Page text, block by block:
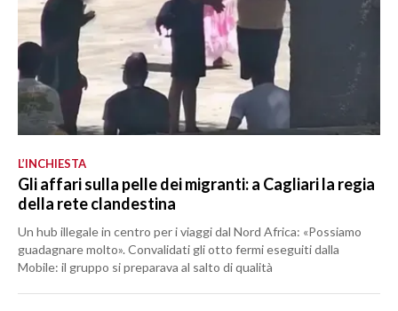
L’INCHIESTA
Gli affari sulla pelle dei migranti: a Cagliari la regia
della rete clandestina
Un hub illegale in centro per i viaggi dal Nord Africa: «Possiamo
guadagnare molto». Convalidati gli otto fermi eseguiti dalla
Mobile: il gruppo si preparava al salto di qualità